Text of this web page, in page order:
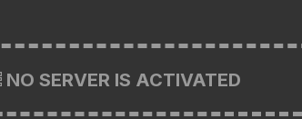
NO SERVER IS ACTIVATED